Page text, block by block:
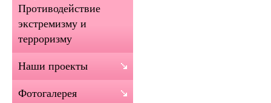
Противодействие
экстремизму и
терроризму
Наши проекты
Фотогалерея